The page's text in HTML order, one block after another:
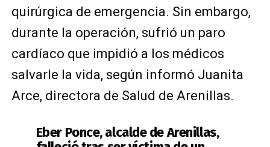
quirúrgica de emergencia. Sin embargo,
durante la operación, sufrió un paro
cardíaco que impidió a los médicos
salvarle la vida, según informó Juanita
Arce, directora de Salud de Arenillas.
Eber Ponce, alcalde de Arenillas,